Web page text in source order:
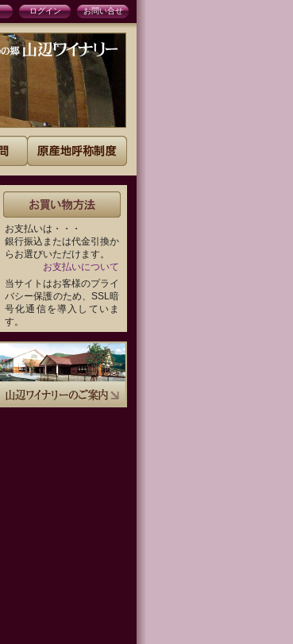
ログイン お問い合せ
お支払いは・・・
銀行振込または代金引換か
らお選びいただけます。
お支払いについて
当サイトはお客様のプライ
バシー保護のため、SSL暗
号化通信を導入していま
す。